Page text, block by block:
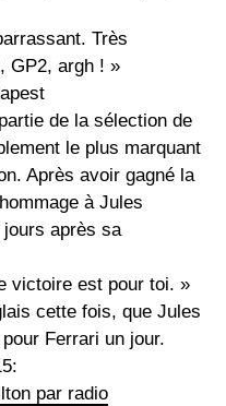
Très
GP2, argh ! »
de la sélection de
le plus marquant
Après avoir gagné la
à Jules
jours après sa
victoire est pour toi. »
cette fois, que Jules
Ferrari un jour.
par radio